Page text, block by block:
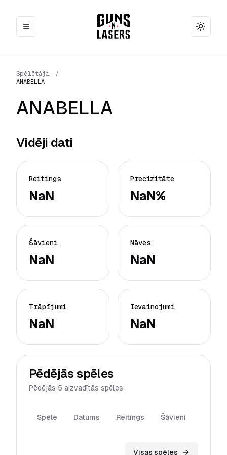
Toggle
Spēlētāji
/
ANABELLA
ANABELLA
Vidēji dati
Reitings
NaN
Precizitāte
NaN%
Šāvieni
NaN
Nāves
NaN
Trāpījumi
NaN
Ievainojumi
NaN
Pēdējās spēles
Pēdējās 5 aizvadītās spēles
Spēle Datums Reitings Šāvieni
Visas spēles